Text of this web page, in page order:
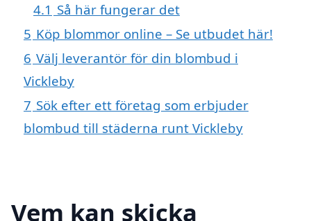
4.1 Så här fungerar det
5 Köp blommor online – Se utbudet här!
6 Välj leverantör för din blombud i
Vickleby
7 Sök efter ett företag som erbjuder
blombud till städerna runt Vickleby
Vem kan skicka